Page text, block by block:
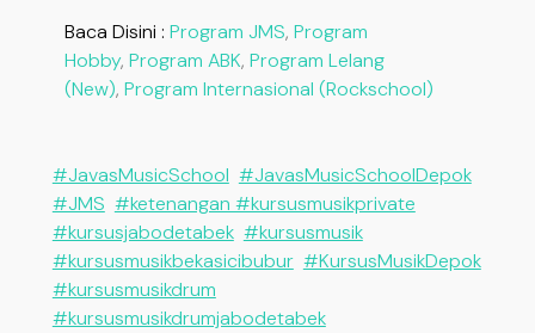
Baca Disini : Program JMS, Program
Hobby, Program ABK, Program Lelang
(New), Program Internasional (Rockschool)
#JavasMusicSchool #JavasMusicSchoolDepok
#JMS #ketenangan #kursusmusikprivate
#kursusjabodetabek #kursusmusik
#kursusmusikbekasicibubur #KursusMusikDepok
#kursusmusikdrum
#kursusmusikdrumjabodetabek